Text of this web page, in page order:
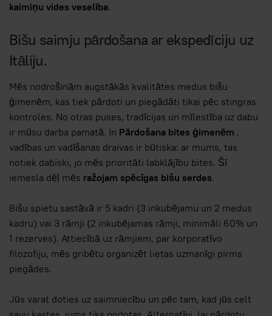
kaimiņu vides veselība.
Bišu saimju pārdošana ar ekspedīciju uz
Itāliju.
Mēs nodrošinām augstākās kvalitātes medus bišu
ģimenēm, kas tiek pārdoti un piegādāti tikai pēc stingras
kontroles. No otras puses, tradīcijas un mīlestība uz dabu
ir mūsu darba pamatā. In Pārdošana bites ģimenēm ,
vadības un vadīšanas draivas ir būtiska: ar mums, tas
notiek dabiski, jo mēs prioritāti labklājību bites. Šī
iemesla dēļ mēs ražojam spēcīgas bišu serdes.
Bišu spietu sastāvā ir 5 kadri (3 inkubējamu un 2 medus
kadru) vai 3 rāmji (2 inkubējamas rāmji, minimāli 60% un
1 rezerves). Attiecībā uz rāmjiem, par korporatīvo
filozofiju, mēs gribētu organizēt lietas uzmanīgi pirms
piegādes.
Jūs varat doties uz saimniecību un pēc tam, kad jūs celt